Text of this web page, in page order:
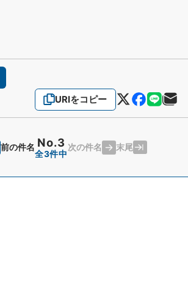
URIをコピー
前の件名 No.3
全3件中
次の件名 末尾